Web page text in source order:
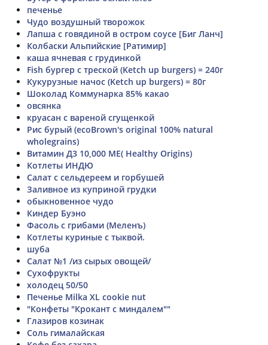
печенье
Чудо воздушный творожок
Лапша с говядиной в остром соусе [Биг Ланч]
Колбаски Альпийские [Ратимир]
каша ячневая с грудинкой
Fish бургер с треской (Ketch up burgers) = 240г
Кукурузные начос (Ketch up burgers) = 80г
Шоколад Коммунарка 85% какао
овсянка
круасан с вареной сгущенкой
Рис бурый (ecoBrown's original 100% natural
wholegrains)
Витамин Д3 10,000 МЕ( Healthy Origins)
Котлеты ИНДЮ
Салат с сельдереем и горбушей
Заливное из куприной грудки
обыкновенное чудо
Киндер Буэно
Фасоль с грибами (Меленъ)
Котлеты куриные с тыквой.
шуба
Салат №1 /из сырых овощей/
Сухофрукты
холодец 50/50
Печенье Milka XL cookie nut
"Конфеты "Крокант с миндалем""
Глазиров козинак
Соль гималайская